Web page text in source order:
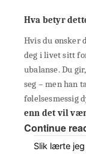
Hva betyr
Hvis du ønsker
deg i livet sitt
ubalanse. Du
seg – men han
følelsesmessig
enn det vil
Continue
Slik lærte